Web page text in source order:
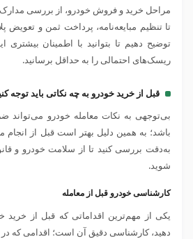
مراحل خرید و فروش خودرو، از بررسی
تا تنظیم مبایعه‌نامه، پرداخت ثمن و تعویض
توضیح دهیم تا بتوانید با اطمینان بیشتری
ریسک‌های احتمالی را به حداقل برسانید.
قبل از خرید خودرو به چه نکاتی باید توجه
بی‌توجهی به نکات معامله خودرو می‌تواند
باشد؛ به همین دلیل بهتر است قبل از انجام
به‌دقت بررسی کنید تا از سلامت خودرو و
شوید.
کارشناسی خودرو قبل از معامله
یکی از مهم‌ترین اقداماتی که قبل از خرید
دهید، کارشناسی دقیق آن است؛ اقدامی که